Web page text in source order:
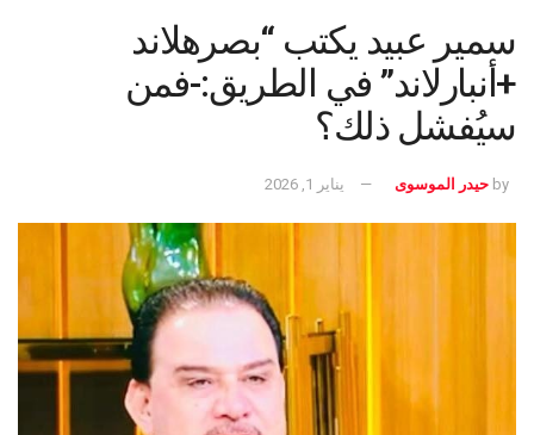
سمير عبيد يكتب “بصرهلاند
+أنبارلاند” في الطريق:-فمن
سيُفشل ذلك؟
by حيدر الموسوى يناير 1, 2026